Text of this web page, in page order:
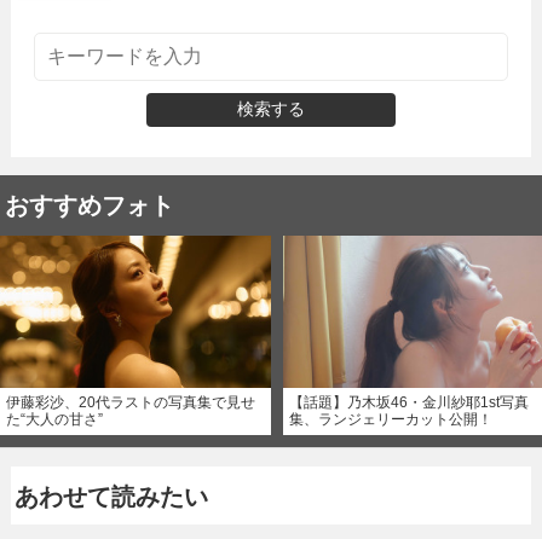
検索する
おすすめフォト
伊藤彩沙、20代ラストの写真集で見せ
た“大人の甘さ”
【話題】乃木坂46・金川紗耶1st写真
集、ランジェリーカット公開！
あわせて読みたい